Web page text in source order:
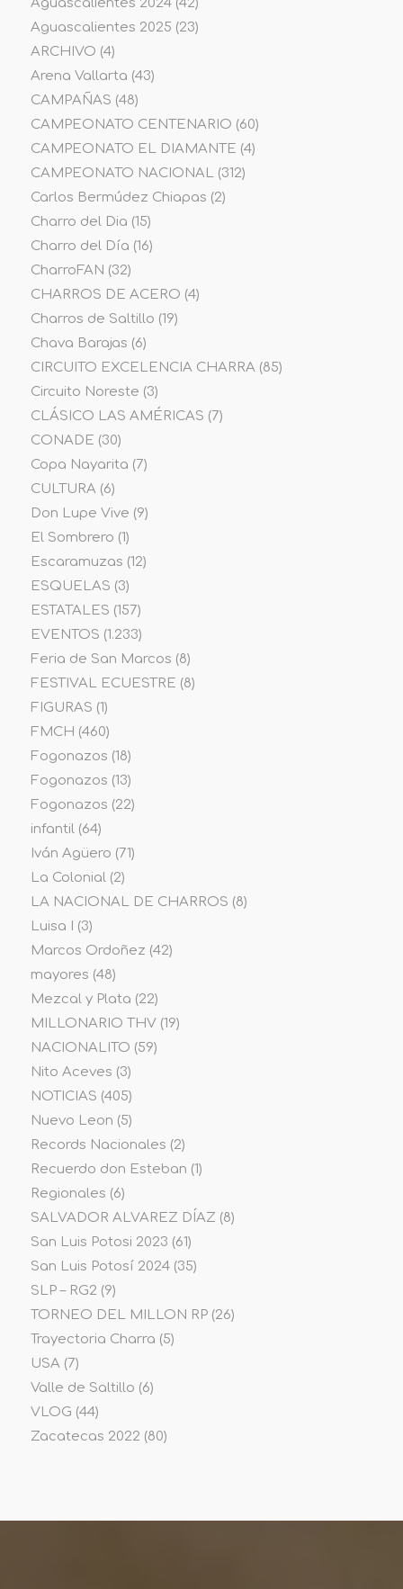
Aguascalientes 2024(42)
Aguascalientes 2025 (23)
ARCHIVO (4)
Arena Vallarta (43)
CAMPAÑAS (48)
CAMPEONATO CENTENARIO (60)
CAMPEONATO EL DIAMANTE (4)
CAMPEONATO NACIONAL(312)
Carlos Bermúdez Chiapas (2)
Charro del Dia (15)
Charro del Día (16)
CharroFAN (32)
CHARROS DE ACERO (4)
Charros de Saltillo (19)
Chava Barajas (6)
CIRCUITO EXCELENCIA CHARRA(85)
Circuito Noreste (3)
CLÁSICO LAS AMÉRICAS (7)
CONADE (30)
Copa Nayarita (7)
CULTURA(6)
Don Lupe Vive (9)
El Sombrero (1)
Escaramuzas (12)
ESQUELAS (3)
ESTATALES (157)
EVENTOS (1.233)
Feria de San Marcos (8)
FESTIVAL ECUESTRE (8)
FIGURAS (1)
FMCH (460)
Fogonazos (18)
Fogonazos (13)
Fogonazos (22)
infantil(64)
Iván Agüero (71)
La Colonial(2)
LA NACIONAL DE CHARROS (8)
Luisa I (3)
Marcos Ordoñez (42)
mayores (48)
Mezcal y Plata (22)
MILLONARIO THV(19)
NACIONALITO (59)
Nito Aceves (3)
NOTICIAS (405)
Nuevo Leon (5)
Records Nacionales (2)
Recuerdo don Esteban (1)
Regionales (6)
SALVADOR ALVAREZ DÍAZ (8)
San Luis Potosi 2023 (61)
San Luis Potosí 2024(35)
SLP – RG2 (9)
TORNEO DEL MILLON RP(26)
Trayectoria Charra (5)
USA(7)
Valle de Saltillo (6)
VLOG (44)
Zacatecas 2022 (80)